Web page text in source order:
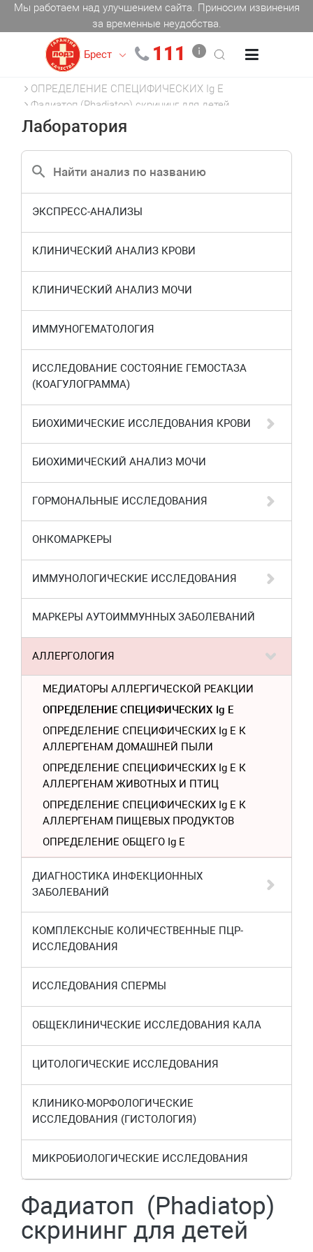
Мы работаем над улучшением сайта. Приносим извинения
за временные неудобства.
Брест 111
Главная
АЛЛЕРГОЛОГИЯ
ОПРЕДЕЛЕНИЕ СПЕЦИФИЧЕСКИХ Ig E
Фадиатоп (Phadiatop) скрининг для детей
Лаборатория
ЭКСПРЕСС-АНАЛИЗЫ
КЛИНИЧЕСКИЙ АНАЛИЗ КРОВИ
КЛИНИЧЕСКИЙ АНАЛИЗ МОЧИ
ИММУНОГЕМАТОЛОГИЯ
ИССЛЕДОВАНИЕ СОСТОЯНИЕ ГЕМОСТАЗА
(КОАГУЛОГРАММА)
БИОХИМИЧЕСКИЕ ИССЛЕДОВАНИЯ КРОВИ
БИОХИМИЧЕСКИЙ АНАЛИЗ МОЧИ
ГОРМОНАЛЬНЫЕ ИССЛЕДОВАНИЯ
ОНКОМАРКЕРЫ
ИММУНОЛОГИЧЕСКИЕ ИССЛЕДОВАНИЯ
МАРКЕРЫ АУТОИММУННЫХ ЗАБОЛЕВАНИЙ
АЛЛЕРГОЛОГИЯ
МЕДИАТОРЫ АЛЛЕРГИЧЕСКОЙ РЕАКЦИИ
ОПРЕДЕЛЕНИЕ СПЕЦИФИЧЕСКИХ Ig E
ОПРЕДЕЛЕНИЕ СПЕЦИФИЧЕСКИХ Ig E К
АЛЛЕРГЕНАМ ДОМАШНЕЙ ПЫЛИ
ОПРЕДЕЛЕНИЕ СПЕЦИФИЧЕСКИХ Ig E К
АЛЛЕРГЕНАМ ЖИВОТНЫХ И ПТИЦ
ОПРЕДЕЛЕНИЕ СПЕЦИФИЧЕСКИХ Ig E К
АЛЛЕРГЕНАМ ПИЩЕВЫХ ПРОДУКТОВ
ОПРЕДЕЛЕНИЕ ОБЩЕГО Ig Е
ДИАГНОСТИКА ИНФЕКЦИОННЫХ
ЗАБОЛЕВАНИЙ
КОМПЛЕКСНЫЕ КОЛИЧЕСТВЕННЫЕ ПЦР-
ИССЛЕДОВАНИЯ
ИССЛЕДОВАНИЯ СПЕРМЫ
ОБЩЕКЛИНИЧЕСКИЕ ИССЛЕДОВАНИЯ КАЛА
ЦИТОЛОГИЧЕСКИЕ ИССЛЕДОВАНИЯ
КЛИНИКО-МОРФОЛОГИЧЕСКИЕ
ИССЛЕДОВАНИЯ (ГИСТОЛОГИЯ)
МИКРОБИОЛОГИЧЕСКИЕ ИССЛЕДОВАНИЯ
Фадиатоп (Phadiatop)
скрининг для детей